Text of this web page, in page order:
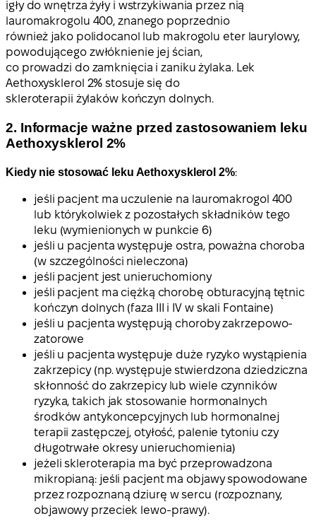
igły do wnętrza żyły i wstrzykiwania przez nią
lauromakrogolu 400, znanego poprzednio
również jako polidocanol lub makrogolu eter laurylowy,
powodującego zwłóknienie jej ścian,
co prowadzi do zamknięcia i zaniku żylaka. Lek
Aethoxysklerol 2% stosuje się do
skleroterapii żylaków kończyn dolnych.
2. Informacje ważne przed zastosowaniem leku
Aethoxysklerol 2%
Kiedy nie stosować leku Aethoxysklerol 2%:
jeśli pacjent ma uczulenie na lauromakrogol 400
lub którykolwiek z pozostałych składników tego
leku (wymienionych w punkcie 6)
jeśli u pacjenta występuje ostra, poważna choroba
(w szczególności nieleczona)
jeśli pacjent jest unieruchomiony
jeśli pacjent ma ciężką chorobę obturacyjną tętnic
kończyn dolnych (faza III i IV w skali Fontaine)
jeśli u pacjenta występują choroby zakrzepowo-
zatorowe
jeśli u pacjenta występuje duże ryzyko wystąpienia
zakrzepicy (np. występuje stwierdzona dziedziczna
skłonność do zakrzepicy lub wiele czynników
ryzyka, takich jak stosowanie hormonalnych
środków antykoncepcyjnych lub hormonalnej
terapii zastępczej, otyłość, palenie tytoniu czy
długotrwałe okresy unieruchomienia)
jeżeli skleroterapia ma być przeprowadzona
mikropianą: jeśli pacjent ma objawy spowodowane
przez rozpoznaną dziurę w sercu (rozpoznany,
objawowy przeciek lewo-prawy).